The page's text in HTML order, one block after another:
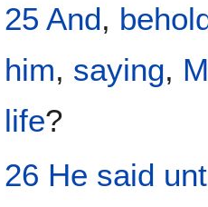
25 And,
him, saying,
life?
26 He said